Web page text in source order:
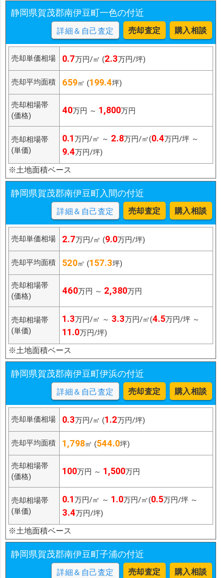
静岡県賀茂郡南伊豆町一色の付近
詳細＆自己査定 売却査定 購入相談
売却単価相場 0.7万円/㎡ (2.3万円/坪)
売却平均面積 659㎡ (199.4坪)
売却相場帯
(価格)
40万円 ～ 1,800万円
売却相場帯
(単価)
0.1万円/㎡ ～ 2.8万円/㎡(0.4万円/坪 ～
9.4万円/坪)
※土地面積ベース
静岡県賀茂郡南伊豆町入間の付近
詳細＆自己査定 売却査定 購入相談
売却単価相場 2.7万円/㎡ (9.0万円/坪)
売却平均面積 520㎡ (157.3坪)
売却相場帯
(価格)
460万円 ～ 2,380万円
売却相場帯
(単価)
1.3万円/㎡ ～ 3.3万円/㎡(4.5万円/坪 ～
11.0万円/坪)
※土地面積ベース
静岡県賀茂郡南伊豆町伊浜の付近
詳細＆自己査定 売却査定 購入相談
売却単価相場 0.3万円/㎡ (1.2万円/坪)
売却平均面積 1,798㎡ (544.0坪)
売却相場帯
(価格)
100万円 ～ 1,500万円
売却相場帯
(単価)
0.1万円/㎡ ～ 1.0万円/㎡(0.5万円/坪 ～
3.4万円/坪)
※土地面積ベース
静岡県賀茂郡南伊豆町子浦の付近
詳細＆自己査定 売却査定 購入相談